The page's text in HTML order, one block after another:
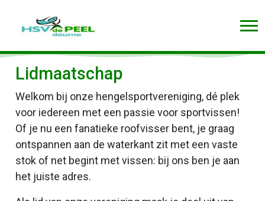
Lidmaatschap
Welkom bij onze hengelsportvereniging, dé plek
voor iedereen met een passie voor sportvissen!
Of je nu een fanatieke roofvisser bent, je graag
ontspannen aan de waterkant zit met een vaste
stok of net begint met vissen: bij ons ben je aan
het juiste adres.